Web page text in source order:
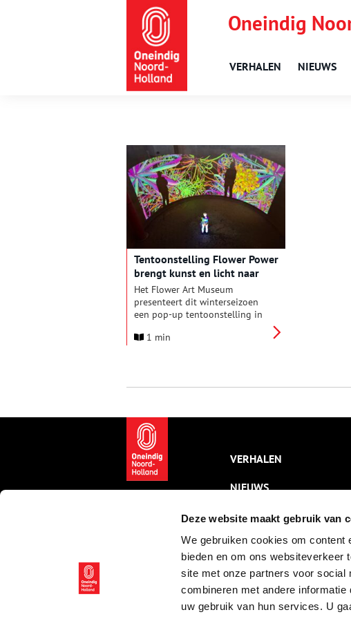
Deze website maakt gebruik van
We gebruiken cookies om
bieden en om ons websiteverkeer
site met onze partners voor social
combineren met andere
uw gebruik van hun services. U
Oneindig
VERHALEN NIEUWS
Tentoonstelling Flower Power
brengt kunst en licht naar
Aalsmeerse watertoren
Het Flower Art Museum
presenteert dit winterseizoen
een pop-up tentoonstelling in
Aalsmeer. Van 18 december tot
licht, op een unieke plek waar
een bijzondere ervaring creëren.
1 min
VERHALEN
NIEUWS
KALENDER
THEMA’S
ACTIVITEITEN
VIDEO’S